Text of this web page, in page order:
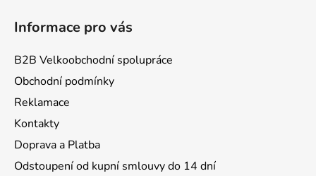
Informace pro vás
B2B Velkoobchodní spolupráce
Obchodní podmínky
Reklamace
Kontakty
Doprava a Platba
Odstoupení od kupní smlouvy do 14 dní